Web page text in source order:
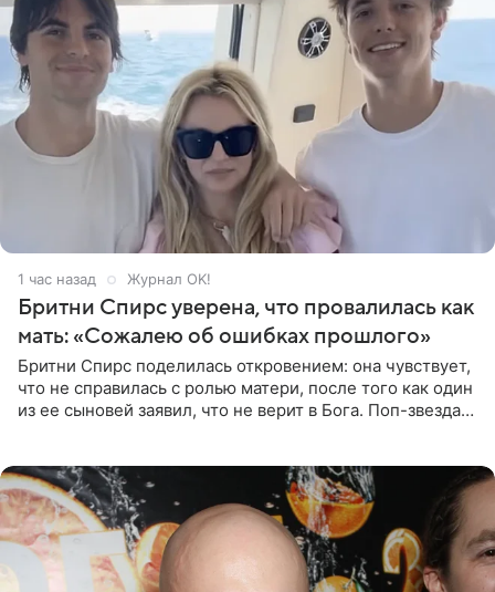
1 час назад Журнал OK!
Бритни Спирс уверена, что провалилась как
мать: «Сожалею об ошибках прошлого»
Бритни Спирс поделилась откровением: она чувствует,
что не справилась с ролью матери, после того как один
из ее сыновей заявил, что не верит в Бога. Поп-звезда